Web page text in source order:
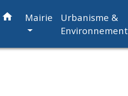
home Mairie
Urbanisme &
Environnement